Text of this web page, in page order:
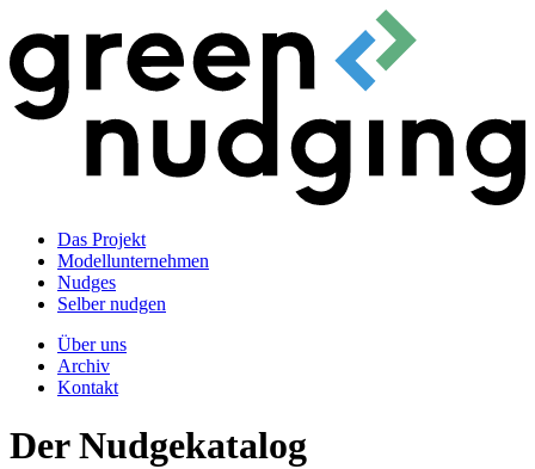
Das Projekt
Modellunternehmen
Nudges
Selber nudgen
Über uns
Archiv
Kontakt
Der Nudgekatalog